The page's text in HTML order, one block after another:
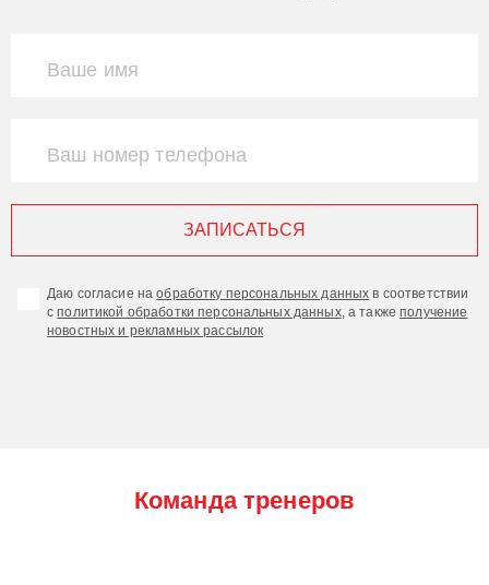
Ваше имя
Ваш номер телефона
ЗАПИСАТЬСЯ
Даю согласие наобработку персональных данных в соответствии
сполитикой обработки персональных данных, а такжеполучение
новостных и рекламных рассылок
Команда тренеров